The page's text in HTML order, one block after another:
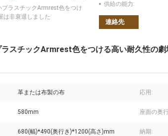
プラスチックArmrest色をつけ
は非衰退しました
供給の能力:
連絡先
スチックArmrest色をつける高い耐久性の
革または布製の布 応用:
580mm 座面の奥
680(幅)*490(奥行き)*1200(高さ)mm 納期: